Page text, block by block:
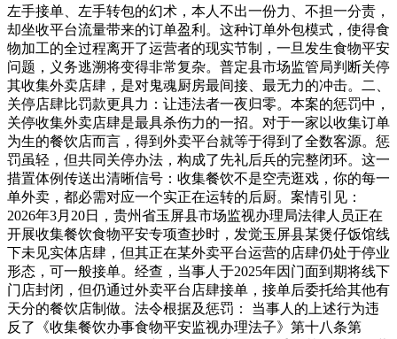
左手接单、左手转包的幻术，本人不出一份力、不担一分责，
却坐收平台流量带来的订单盈利。这种订单外包模式，使得食
物加工的全过程离开了运营者的现实节制，一旦发生食物平安
问题，义务逃溯将变得非常复杂。普定县市场监管局判断关停
其收集外卖店肆，是对鬼魂厨房最间接、最无力的冲击。二、
关停店肆比罚款更具力：让违法者一夜归零。本案的惩罚中，
关停收集外卖店肆是最具杀伤力的一招。对于一家以收集订单
为生的餐饮店而言，得到外卖平台就等于得到了全数客源。惩
罚虽轻，但共同关停办法，构成了先礼后兵的完整闭环。这一
措置体例传送出清晰信号：收集餐饮不是空壳逛戏，你的每一
单外卖，都必需对应一个实正在运转的后厨。案情引见：
2026年3月20日，贵州省玉屏县市场监视办理局法律人员正在
开展收集餐饮食物平安专项查抄时，发觉玉屏县某煲仔饭馆线
下未见实体店肆，但其正在某外卖平台运营的店肆仍处于停业
形态，可一般接单。经查，当事人于2025年因门面到期将线下
门店封闭，但仍通过外卖平台店肆接单，接单后委托给其他有
天分的餐饮店制做。法令根据及惩罚： 当事人的上述行为违
反了《收集餐饮办事食物平安监视办理法子》第十八条第